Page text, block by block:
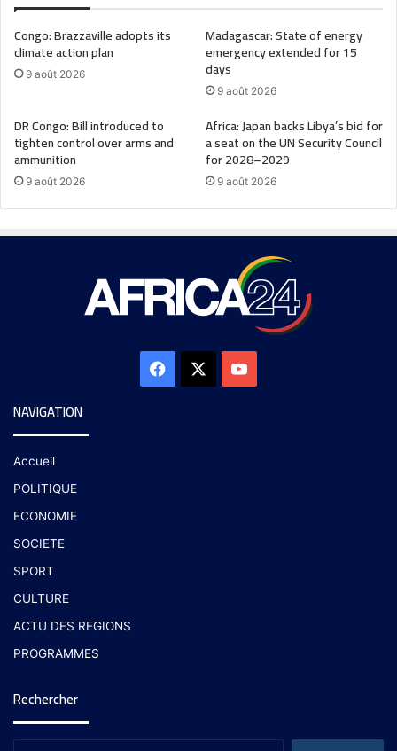
Congo: Brazzaville adopts its
climate action plan
9 août 2026
Madagascar: State of energy
emergency extended for 15
days
9 août 2026
DR Congo: Bill introduced to
tighten control over arms and
ammunition
9 août 2026
Africa: Japan backs Libya’s bid for
a seat on the UN Security Council
for 2028–2029
9 août 2026
NAVIGATION
Accueil
POLITIQUE
ECONOMIE
SOCIETE
SPORT
CULTURE
ACTU DES REGIONS
PROGRAMMES
Rechercher